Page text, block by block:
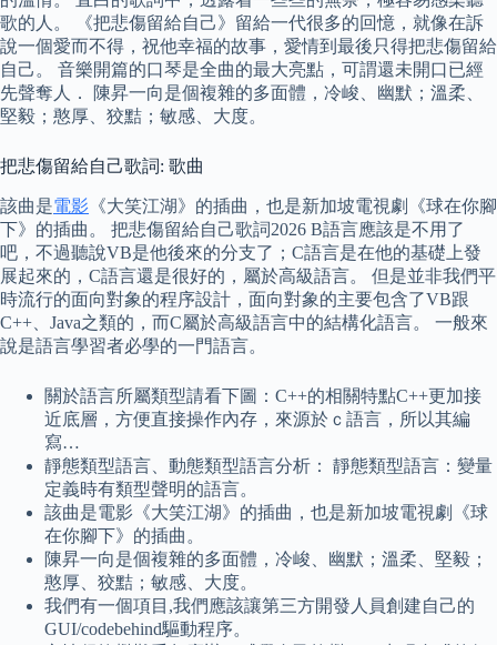
歌的人。 《把悲傷留給自己》留給一代很多的回憶，就像在訴
說一個愛而不得，祝他幸福的故事，愛情到最後只得把悲傷留給
自己。 音樂開篇的口琴是全曲的最大亮點，可謂還未開口已經
先聲奪人． 陳昇一向是個複雜的多面體，冷峻、幽默；溫柔、
堅毅；憨厚、狡黠；敏感、大度。
把悲傷留給自己歌詞: 歌曲
該曲是電影 《大笑江湖》的插曲，也是新加坡電視劇《球在你腳
下》的插曲。 把悲傷留給自己歌詞2026 B語言應該是不用了
吧，不過聽說VB是他後來的分支了；C語言是在他的基礎上發
展起來的，C語言還是很好的，屬於高級語言。 但是並非我們平
時流行的面向對象的程序設計，面向對象的主要包含了VB跟
C++、Java之類的，而C屬於高級語言中的結構化語言。 一般來
說是語言學習者必學的一門語言。
關於語言所屬類型請看下圖：C++的相關特點C++更加接
近底層，方便直接操作內存，來源於ｃ語言，所以其編
寫…
靜態類型語言、動態類型語言分析： 靜態類型語言：變量
定義時有類型聲明的語言。
該曲是電影《大笑江湖》的插曲，也是新加坡電視劇《球
在你腳下》的插曲。
陳昇一向是個複雜的多面體，冷峻、幽默；溫柔、堅毅；
憨厚、狡黠；敏感、大度。
我們有一個項目,我們應該讓第三方開發人員創建自己的
GUI/codebehind驅動程序。